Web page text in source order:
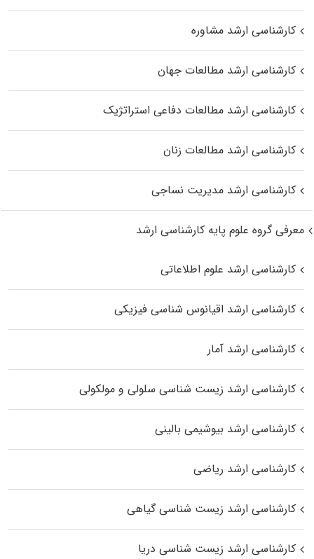
کارشناسی ارشد مشاوره
کارشناسی ارشد مطالعات جهان
کارشناسی ارشد مطالعات دفاعی استراتژیک
کارشناسی ارشد مطالعات زنان
کارشناسی ارشد مدیریت نساجی
معرفی گروه علوم پایه کارشناسی ارشد
کارشناسی ارشد علوم اطلاعاتی
کارشناسی ارشد اقیانوس‌ شناسی فیزیکی
کارشناسی ارشد آمار
کارشناسی ارشد زیست شناسی سلولی و مولکولی
کارشناسی ارشد بیوشیمی بالینی
کارشناسی ارشد ریاضی
کارشناسی ارشد زیست‌ شناسی گیاهی
کارشناسی ارشد زیست‌ شناسی دریا